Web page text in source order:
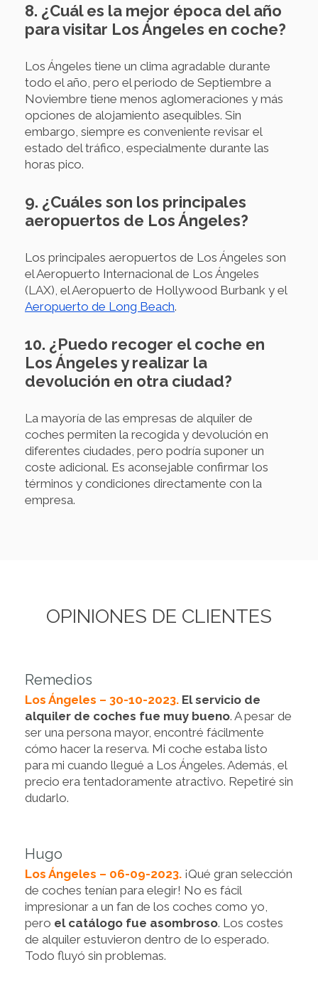
8. ¿Cuál es la mejor época del año
para visitar Los Ángeles en coche?
Los Ángeles tiene un clima agradable durante
todo el año, pero el periodo de Septiembre a
Noviembre tiene menos aglomeraciones y más
opciones de alojamiento asequibles. Sin
embargo, siempre es conveniente revisar el
estado del tráfico, especialmente durante las
horas pico.
9. ¿Cuáles son los principales
aeropuertos de Los Ángeles?
Los principales aeropuertos de Los Ángeles son
el Aeropuerto Internacional de Los Ángeles
(LAX), el Aeropuerto de Hollywood Burbank y el
Aeropuerto de Long Beach.
10. ¿Puedo recoger el coche en
Los Ángeles y realizar la
devolución en otra ciudad?
La mayoría de las empresas de alquiler de
coches permiten la recogida y devolución en
diferentes ciudades, pero podría suponer un
coste adicional. Es aconsejable confirmar los
términos y condiciones directamente con la
empresa.
OPINIONES DE CLIENTES
Remedios
Los Ángeles – 30-10-2023. El servicio de
alquiler de coches fue muy bueno. A pesar de
ser una persona mayor, encontré fácilmente
cómo hacer la reserva. Mi coche estaba listo
para mi cuando llegué a Los Ángeles. Además, el
precio era tentadoramente atractivo. Repetiré sin
dudarlo.
Hugo
Los Ángeles – 06-09-2023. ¡Qué gran selección
de coches tenían para elegir! No es fácil
impresionar a un fan de los coches como yo,
pero el catálogo fue asombroso. Los costes
de alquiler estuvieron dentro de lo esperado.
Todo fluyó sin problemas.